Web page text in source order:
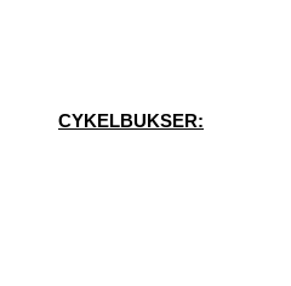
CYKELBUKSER: